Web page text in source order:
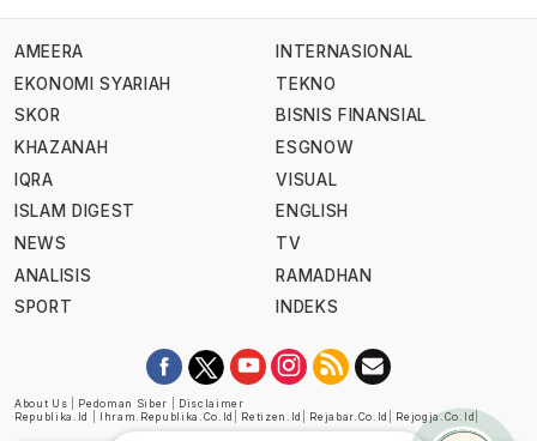
AMEERA
EKONOMI SYARIAH
SKOR
KHAZANAH
IQRA
ISLAM DIGEST
NEWS
ANALISIS
SPORT
INTERNASIONAL
TEKNO
BISNIS FINANSIAL
ESGNOW
VISUAL
ENGLISH
TV
RAMADHAN
INDEKS
About Us Pedoman Siber
Disclaimer
Republika.id
Ihram.republika.co.id Retizen.id Rejabar.co.id Rejogja.co.id